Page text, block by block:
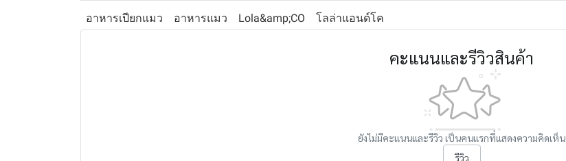
อาหารเปียกแมว อาหารแมว Lola&amp;CO โลล่าแอนด์โค
คะแนนและรีวิวสินค้า
ยังไม่มีคะแนนและรีวิว เป็นคนแรกที่แสดงความคิดเห็น
รีวิว